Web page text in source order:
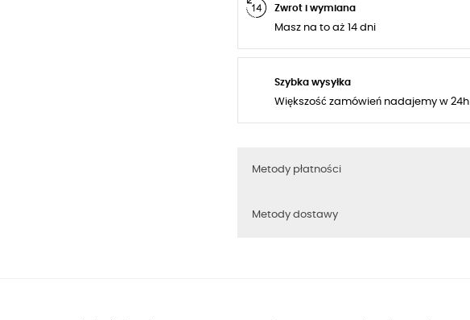
Zwrot i wymiana
Masz na to aż 14 dni
Szybka wysyłka
Większość zamówień nadajemy w 24h
Metody płatności
Metody dostawy